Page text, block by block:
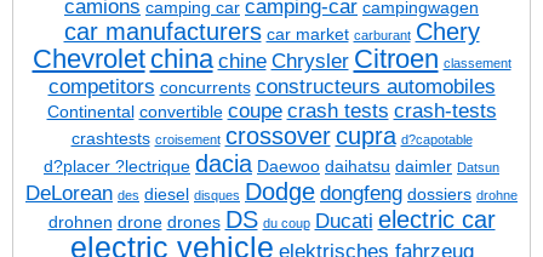
camions camping car camping-car campingwagen
car manufacturers car market carburant Chery
Chevrolet china chine Chrysler Citroen classement
competitors concurrents constructeurs automobiles
Continental convertible coupe crash tests crash-tests
crashtests croisement crossover cupra d?capotable
d?placer ?lectrique dacia Daewoo daihatsu daimler Datsun
DeLorean des diesel disques Dodge dongfeng dossiers drohne
drohnen drone drones DS du coup Ducati electric car
electric vehicle elektrisches fahrzeug